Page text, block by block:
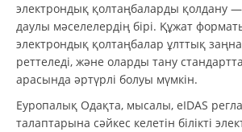
электрондық қолтаңбаларды қолдану
даулы мәселелердің бірі. Құжат
электрондық қолтаңбалар ұлттық
реттеледі, және оларды тану
арасында әртүрлі болуы мүмкін.
Еуропалық Одақта, мысалы, eIDAS
талаптарына сәйкес келетін білікті